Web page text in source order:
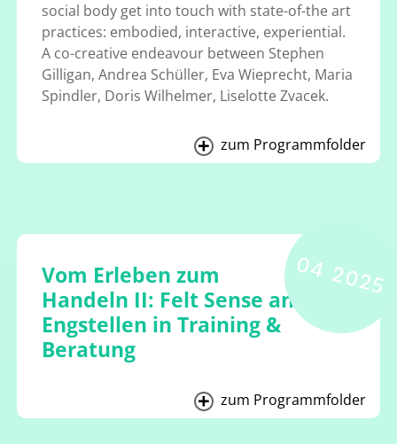
social body get into touch with state-of-the art
practices: embodied, interactive, experiential.
A co-creative endeavour between Stephen
Gilligan, Andrea Schüller, Eva Wieprecht, Maria
Spindler, Doris Wilhelmer, Liselotte Zvacek.
zum Programmfolder
04 2025
Vom Erleben zum
Handeln II: Felt Sense an
Engstellen in Training &
Beratung
zum Programmfolder